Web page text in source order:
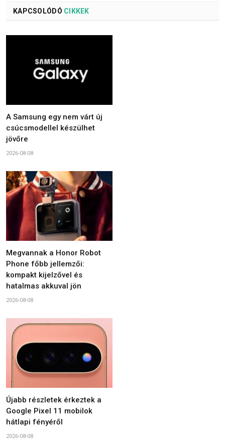
KAPCSOLÓDÓ CIKKEK
A Samsung egy nem várt új
csúcsmodellel készülhet
jövőre
2026-08-08
Megvannak a Honor Robot
Phone főbb jellemzői:
kompakt kijelzővel és
hatalmas akkuval jön
2026-08-08
Újabb részletek érkeztek a
Google Pixel 11 mobilok
hátlapi fényéről
2026-08-08